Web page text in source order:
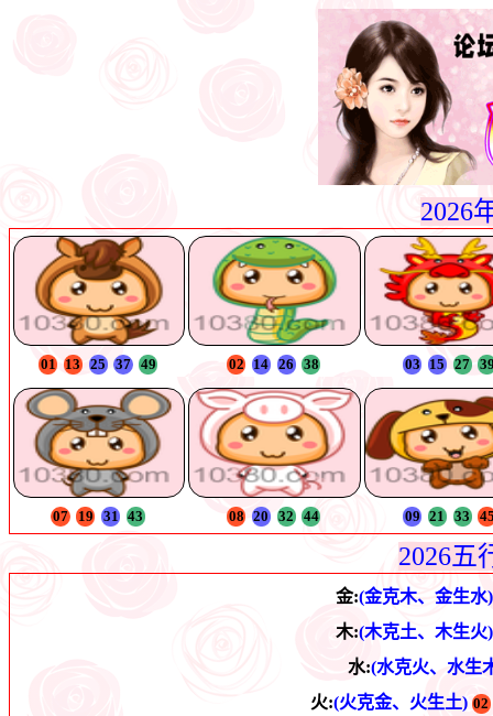
2026
01 13 25 37 49 02 14 26 38 03 15 27
07 19 31 43 08 20 32 44 09 21 33
2026五
金:(金克木、金生水)
木:(木克土、木生火)
水:(水克火、水生
火:(火克金、火生土) 02